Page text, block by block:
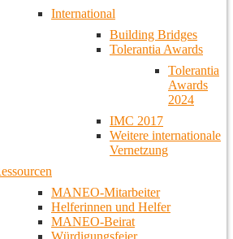
International
Building Bridges
Tolerantia Awards
Tolerantia
Awards
2024
IMC 2017
Weitere internationale
Vernetzung
MANEO-Mitarbeiter
Helferinnen und Helfer
MANEO-Beirat
Würdigungsfeier